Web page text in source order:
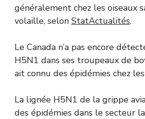
généralement chez les oiseaux
volaille, selon StatActualités.
Le Canada n’a pas encore
H5N1 dans ses troupeaux de
ait connu des épidémies chez
La lignée H5N1 de la grippe
des épidémies dans le secteur